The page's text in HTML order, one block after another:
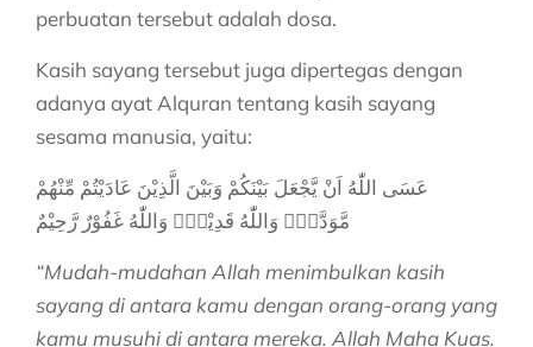
perbuatan tersebut adalah dosa.
Kasih sayang tersebut juga dipertegas dengan
adanya ayat Alquran tentang kasih sayang
sesama manusia, yaitu:
عَسَى اللّٰهُ اَنْ يَّجْعَلَ بَيْنَكُمْ وَبَيْنَ الَّذِيْنَ عَادَيْتُمْ مِّنْهُمْ
مَّوَدَّةًۗ وَاللّٰهُ قَدِيْرٌۗ وَاللّٰهُ غَفُوْرٌ رَّحِيْمٌ
“Mudah-mudahan Allah menimbulkan kasih
sayang di antara kamu dengan orang-orang yang
kamu musuhi di antara mereka. Allah Maha Kuas.